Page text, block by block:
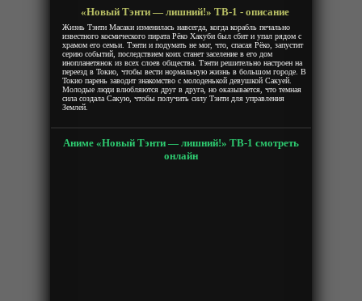
«Новый Тэнти — лишний!» ТВ-1 - описание
Жизнь Тэнти Масаки изменилась навсегда, когда корабль печально
известного космического пирата Рёко Хакуби был сбит и упал рядом с
храмом его семьи. Тэнти и подумать не мог, что, спасая Рёко, запустит
серию событий, последствием коих станет заселение в его дом
инопланетянок из всех слоев общества. Тэнти решительно настроен на
переезд в Токио, чтобы вести нормальную жизнь в большом городе. В
Токио парень заводит знакомство с молоденькой девушкой Сакуей.
Молодые люди влюбляются друг в друга, но оказывается, что темная
сила создала Сакую, чтобы получить силу Тэнти для управления
Землей.
Аниме «Новый Тэнти — лишний!» ТВ-1 смотреть
онлайн